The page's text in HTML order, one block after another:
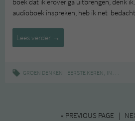
audioboek inspreken, heb ik net
Lees verder Eerste
Keren
#2
→
GROEN DENKEN EERSTE KEREN, INSPIRATIE
« PREVIOUS PAGE |